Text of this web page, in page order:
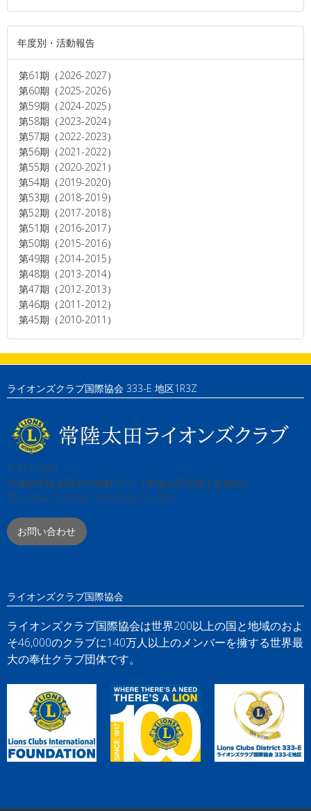
年度別・活動報告
第61期（2026-2027）
第60期（2025-2026）
第59期（2024-2025）
第58期（2023-2024）
第57期（2022-2023）
第56期（2021-2022）
第55期（2020-2021）
第54期（2019-2020）
第53期（2018-2019）
第52期（2017-2018）
第51期（2016-2017）
第50期（2015-2016）
第49期（2014-2015）
第48期（2013-2014）
第47期（2012-2013）
第46期（2011-2012）
第45期（2010-2011）
ライオンズクラブ国際協会 333-E 地区1R3Z
〒313-0061
茨城県常陸太田市中城町3210（常陸太田市商工会館内）
TEL:0294-73-0769 / FAX:0294-73-0831
お問い合わせ
ライオンズクラブ国際協会
ライオンズクラブ国際協会は世界200以上の国と地域のおよ
そ46,000のクラブに140万人以上のメンバーを擁する世界最
大の奉仕クラブ団体です。